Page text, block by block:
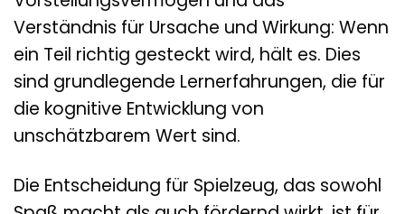
Verständnis für Ursache und Wirkung: Wenn
ein Teil richtig gesteckt wird, hält es. Dies
sind grundlegende Lernerfahrungen, die für
die kognitive Entwicklung von
unschätzbarem Wert sind.
Die Entscheidung für Spielzeug, das sowohl